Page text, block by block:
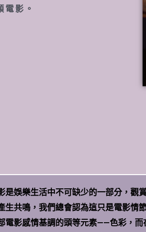
影。
是娛樂生活中不可缺少的一部分，觀
生共鳴，我們總會認為這只是電影情
電影感情基調的頭等元素——色彩，而